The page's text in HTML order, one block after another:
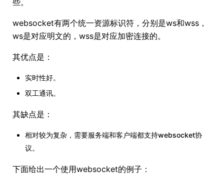
些。
websocket有两个统一资源标识符，分别是ws和wss，
ws是对应明文的，wss是对应加密连接的。
其优点是：
实时性好。
双工通讯。
其缺点是：
相对较为复杂，需要服务端和客户端都支持websocket协
议。
下面给出一个使用websocket的例子：